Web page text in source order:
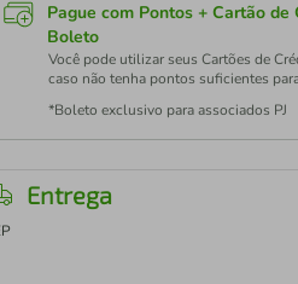
Pague com Pontos + Cartão
Boleto
Você pode utilizar seus Cartões de
caso não tenha pontos suficientes
*Boleto exclusivo para associados PJ
Entrega